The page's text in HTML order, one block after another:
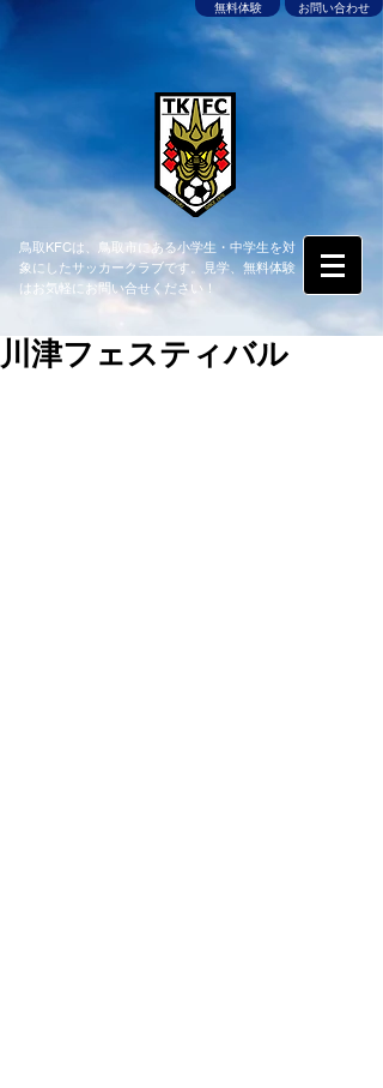
無料体験 お問い合わせ
鳥取KFCは、鳥取市にある小学生・中学生を対
象にしたサッカークラブです。見学、無料体験
はお気軽にお問い合せください！
川津フェスティバル